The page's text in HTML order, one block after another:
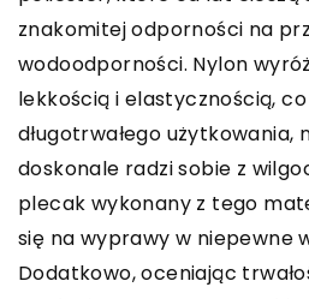
znakomitej odporności na
wodoodporności. Nylon
lekkością i elastycznością,
długotrwałego
doskonale radzi sobie z
plecak wykonany z tego
się na wyprawy w niepewne
Dodatkowo, oceniając